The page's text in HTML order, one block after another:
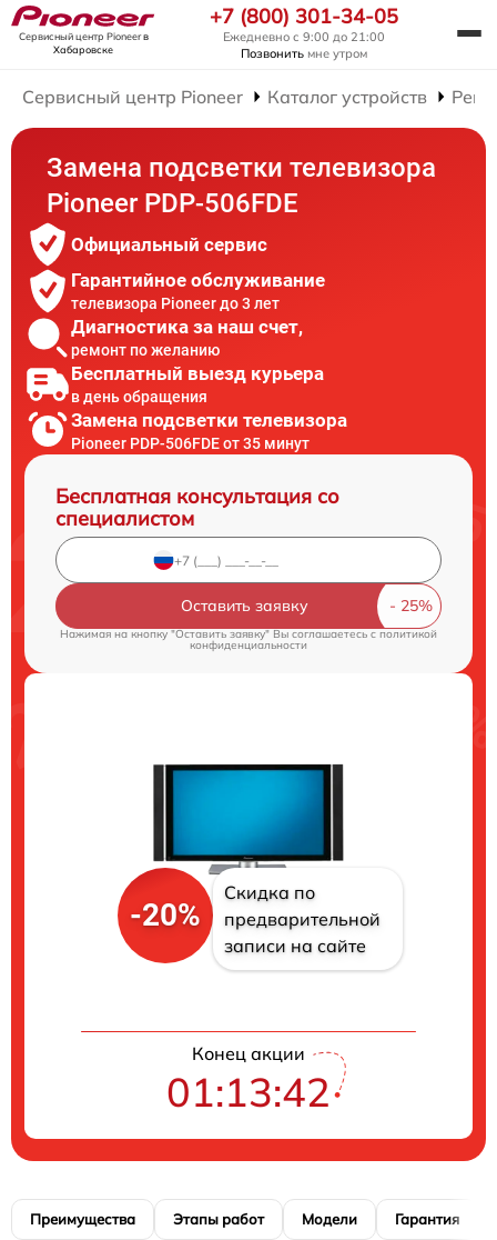
Сервисный центр Pioneerв
Хабаровске
+7 (800) 301-34-05
Ежедневно с 9:00 до 21:00
Позвонить мне утром
Сервисный центр Pioneer Каталог устройств
Замена подсветки телевизора
Pioneer PDP-506FDE
Официальный сервис
Гарантийное обслуживание
телевизора Pioneer до 3 лет
Диагностика за наш счет,
ремонт по желанию
Бесплатный выезд курьера
в день обращения
Замена подсветки телевизора
Pioneer PDP-506FDE от 35 минут
Бесплатная консультация со
специалистом
Оставить заявку
Нажимая на кнопку "Оставить заявку" Вы соглашаетесь cполитикой
конфиденциальности
-20%
Скидка по
предварительной
записи на сайте
Конец акции
01:13:41
Преимущества Этапы работ Модели Гарантия